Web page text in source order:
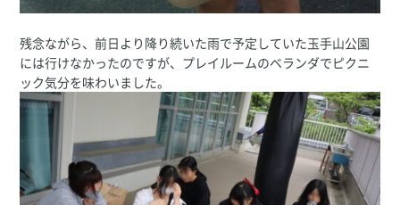
残念ながら、前日より降り続いた雨で予定していた玉手山公園
には行けなかったのですが、プレイルームのベランダでピクニ
ック気分を味わいました。